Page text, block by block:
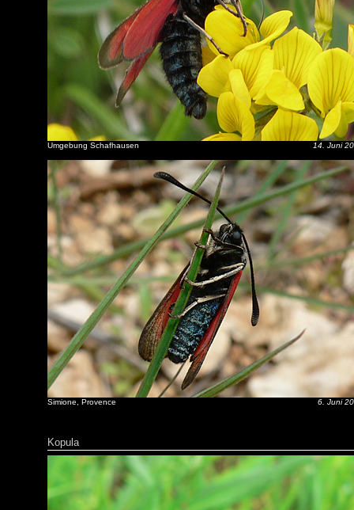
Umgebung Schafhausen 14. Juni
Simione, Provence 6. Juni
Kopula